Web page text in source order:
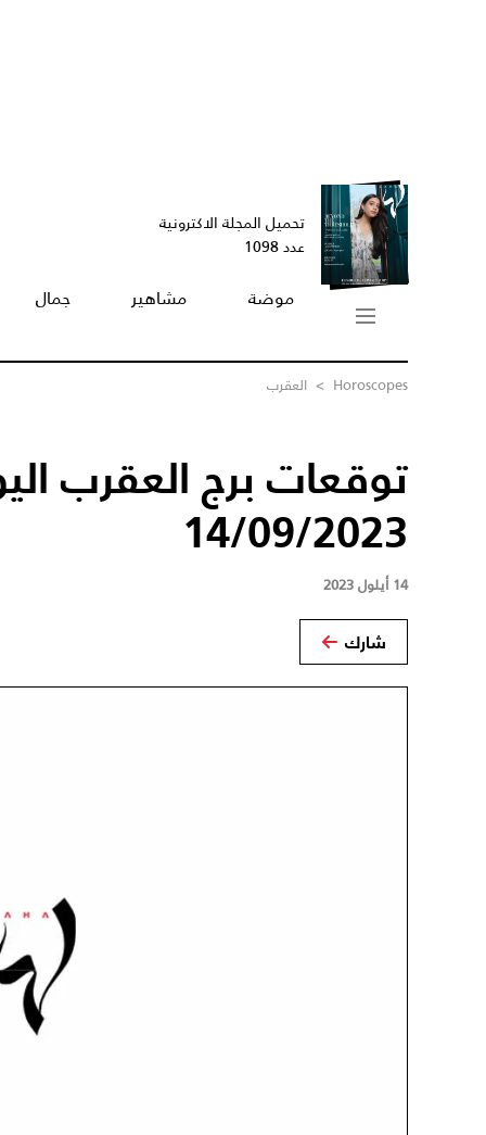
تحميل المجلة الاكترونية
عدد 1098
موضة مشاهير جمال
Horoscopes
> العقرب
توقعات برج العقرب
14/09/2023
14 أيلول 2023
شارك